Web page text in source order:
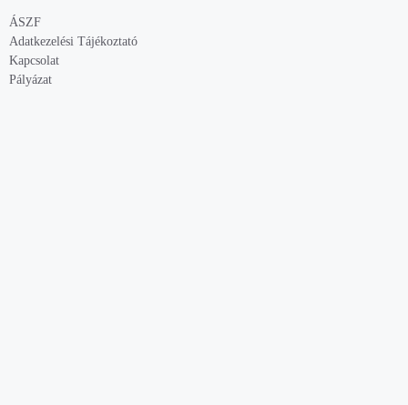
ÁSZF
Adatkezelési Tájékoztató
Kapcsolat
Pályázat